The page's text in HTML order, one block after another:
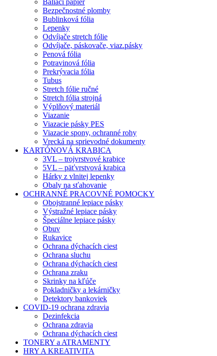
Baliaci papier
Bezpečnostné plomby
Bublinková fólia
Lepenky
Odvíjače stretch fólie
Odvíjače, páskovače, viaz.pásky
Penová fólia
Potravinová fólia
Prekrývacia fólia
Tubus
Stretch fólie ručné
Stretch fólia strojná
Výplňový materiál
Viazanie
Viazacie pásky PES
Viazacie spony, ochranné rohy
Vrecká na sprievodné dokumenty
KARTÓNOVÁ KRABICA
3VL – trojvrstvové krabice
5VL – päťvrstvová krabica
Hárky z vlnitej lepenky
Obaly na sťahovanie
OCHRANNÉ PRACOVNÉ POMOCKY
Obojstranné lepiace pásky
Výstražné lepiace pásky
Špeciálne lepiace pásky
Obuv
Rukavice
Ochrana dýchacích ciest
Ochrana sluchu
Ochrana dýchacích ciest
Ochrana zraku
Skrinky na kľúče
Pokladničky a lekárničky
Detektory bankoviek
COVID-19 ochrana zdravia
Dezinfekcia
Ochrana zdravia
Ochrana dýchacích ciest
TONERY a ATRAMENTY
HRY A KREATIVITA